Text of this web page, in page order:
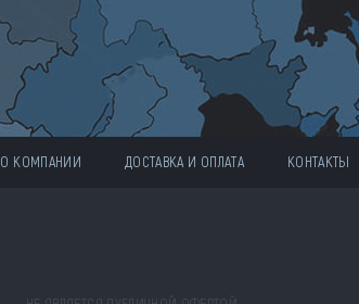
О КОМПАНИИ ДОСТАВКА И ОПЛАТА КОНТАКТЫ